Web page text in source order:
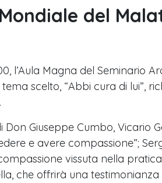
del
l’Aula Magna del Seminario
tema scelto, “Abbi cura di
Don Giuseppe Cumbo, Vicario
e avere compassione”;
vissuta nella
che offrirà una